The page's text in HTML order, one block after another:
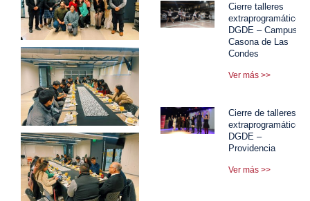
Cierre talleres
extraprogramáticos
DGDE – Campus
Casona de Las
Condes
Ver más >>
Cierre de talleres
extraprogramáticos
DGDE –
Providencia
Ver más >>